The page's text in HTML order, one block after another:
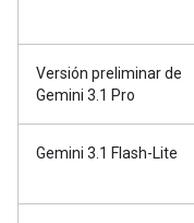
Versión preliminar de
Gemini 3.1 Pro
Gemini 3.1 Flash-Lite